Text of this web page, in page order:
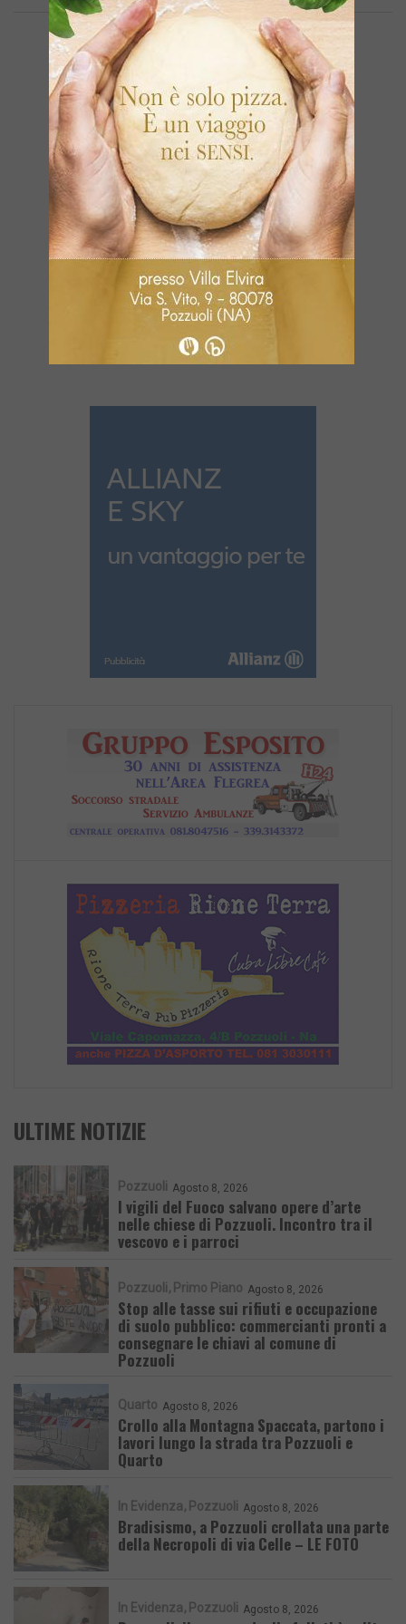
ULTIME NOTIZIE
Pozzuoli Agosto 8, 2026
I vigili del Fuoco salvano opere d’arte
nelle chiese di Pozzuoli. Incontro tra il
vescovo e i parroci
Pozzuoli Primo Piano Agosto 8, 2026
Stop alle tasse sui rifiuti e occupazione
di suolo pubblico: commercianti pronti a
consegnare le chiavi al comune di
Pozzuoli
Quarto Agosto 8, 2026
Crollo alla Montagna Spaccata, partono i
lavori lungo la strada tra Pozzuoli e
Quarto
In Evidenza Pozzuoli Agosto 8, 2026
Bradisismo, a Pozzuoli crollata una parte
della Necropoli di via Celle – LE FOTO
In Evidenza Pozzuoli Agosto 8, 2026